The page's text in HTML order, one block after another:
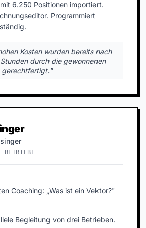
6.250 Positionen importiert.
Programmiert
Kosten wurden bereits nach
durch die gewonnenen
gerechtfertigt."
BETRIEBE
Coaching: „Was ist ein Vektor?"
Begleitung von drei Betrieben.